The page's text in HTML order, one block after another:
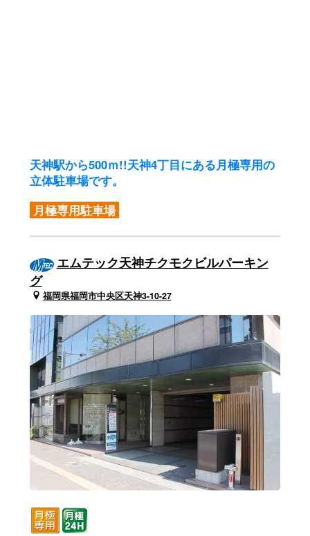
天神駅から500ｍ!!天神4丁目にある月極専用の
立体駐車場です。
月極専用駐車場
エムテック天神チクモクビルパーキン
グ
福岡県福岡市中央区天神3-10-27